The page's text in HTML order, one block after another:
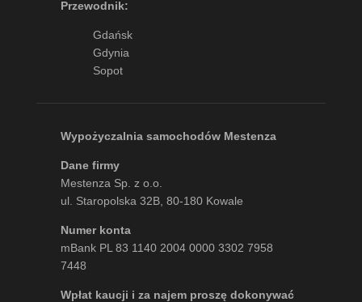
Przewodnik:
Gdańsk
Gdynia
Sopot
Wypożyczalnia samochodów Mestenza
Dane firmy
Mestenza Sp. z o.o.
ul. Staropolska 32B, 80-180 Kowale
Numer konta
mBank PL 83 1140 2004 0000 3302 7958
7448
Wpłat kaucji i za najem proszę dokonywać